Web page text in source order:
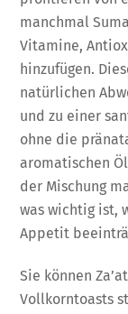
manchmal
Vitamine,
hinzufügen.
natürlichen
und zu einer
ohne die
aromatischen
der Mischung
was wichtig ist,
Appetit
Sie können
Vollkorntoasts